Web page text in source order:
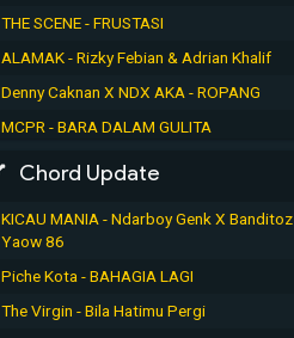
THE SCENE - FRUSTASI
ALAMAK - Rizky Febian & Adrian Khalif
Denny Caknan X NDX AKA - ROPANG
MCPR - BARA DALAM GULITA
Chord Update
KICAU MANIA - Ndarboy Genk X Banditoz
Yaow 86
Piche Kota - BAHAGIA LAGI
The Virgin - Bila Hatimu Pergi